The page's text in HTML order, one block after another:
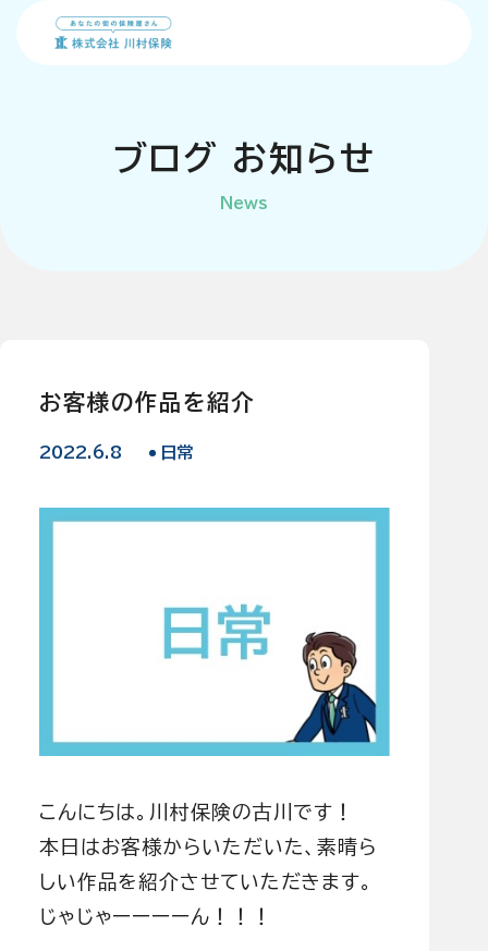
地域貢献事業
方針
ブ ロ グ お知 らせ
News
お客様の作品を紹介
2022.6.8 日常
こんにちは。川村保険の古川です！
本日はお客様からいただいた、素晴ら
しい作品を紹介させていただきます。
じゃじゃーーーーん！！！